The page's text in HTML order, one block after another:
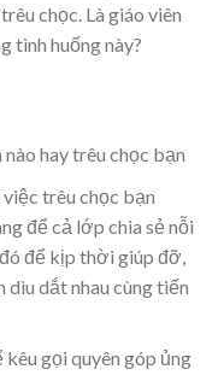
chọc. Là giáo viên
tình huống này?
hay trêu chọc bạn
việc trêu chọc bạn
để cả lớp chia sẻ nỗi
để kịp thời giúp đỡ,
dìu dắt nhau cùng tiến
gọi quyên góp ủng